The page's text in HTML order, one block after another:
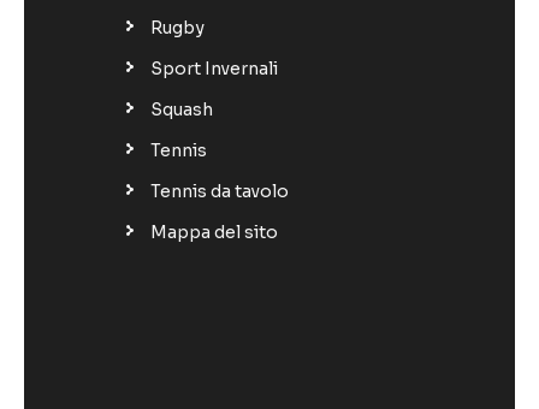
Rugby
Sport Invernali
Squash
Tennis
Tennis da tavolo
Mappa del sito